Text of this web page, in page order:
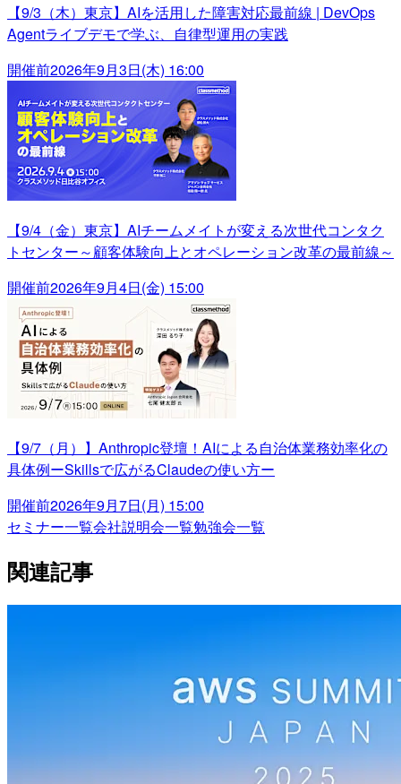
【9/3（木）東京】AIを活用した障害対応最前線 | DevOps
Agentライブデモで学ぶ、自律型運用の実践
開催前2026年9月3日(木) 16:00
【9/4（金）東京】AIチームメイトが変える次世代コンタク
トセンター～顧客体験向上とオペレーション改革の最前線～
開催前2026年9月4日(金) 15:00
【9/7（月）】Anthropic登壇！AIによる自治体業務効率化の
具体例ーSkillsで広がるClaudeの使い方ー
開催前2026年9月7日(月) 15:00
セミナー一覧会社説明会一覧勉強会一覧
関連記事